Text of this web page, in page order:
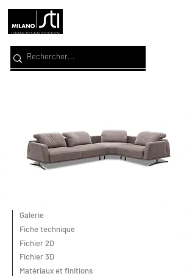
Galerie
Fiche technique
Fichier 2D
Fichier 3D
Matériaux et finitions